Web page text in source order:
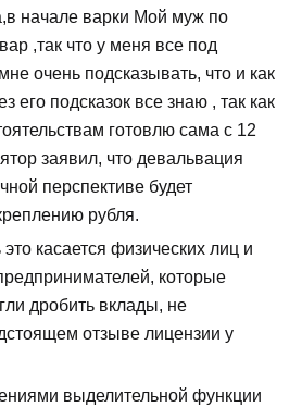
начале варки Мой муж по
,так что у меня все под
очень подсказывать, что и как
его подсказок все знаю , так как
готовлю сама с 12
заявил, что девальвация
перспективе будет
рубля.
касается физических лиц и
которые
дробить вклады, не
отзыве лицензии у
выделительной функции